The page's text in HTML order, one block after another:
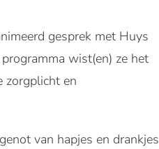
gesprek met Huys
wist(en) ze het
zorgplicht en
van hapjes en drankjes